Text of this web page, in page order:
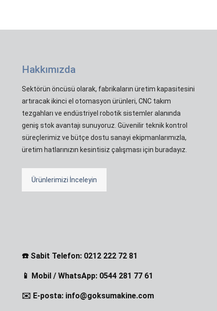
Hakkımızda
Sektörün öncüsü olarak, fabrikaların üretim kapasitesini
artıracak ikinci el otomasyon ürünleri, CNC takım
tezgahları ve endüstriyel robotik sistemler alanında
geniş stok avantajı sunuyoruz. Güvenilir teknik kontrol
süreçlerimiz ve bütçe dostu sanayi ekipmanlarımızla,
üretim hatlarınızın kesintisiz çalışması için buradayız.
Ürünlerimizi İnceleyin
☎️ Sabit Telefon: 0212 222 72 81
📱 Mobil / WhatsApp: 0544 281 77 61
✉️ E-posta: info@goksumakine.com